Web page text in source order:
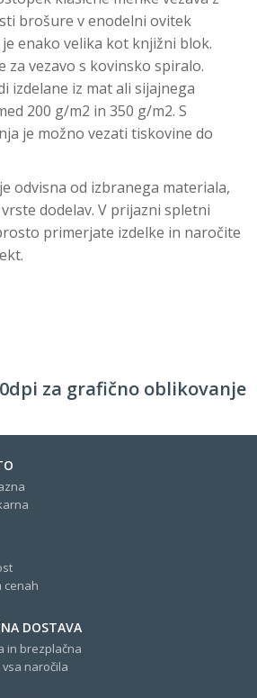
brošure v enodelni ovitek
enako velika kot knjižni blok.
za vezavo s kovinsko spiralo.
izdelane iz mat ali sijajnega
200 g/m2 in 350 g/m2. S
je možno vezati tiskovine do
odvisna od izbranega materiala,
dodelav. V prijazni spletni
primerjate izdelke in naročite
za grafično oblikovanje
cenah
DOSTAVA
in brezplačna
naročila